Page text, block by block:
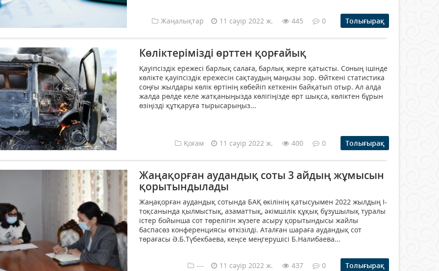
Жаңалықтар 11 сәуір 2022 ж. 445 0 Толығырақ
Көліктерімізді өрттен қорғайық
Қауіпсіздік ережесі барлық салаға, барлық жерге қатысты. Соның ішінде
көлікте қауіпсіздік ережесін сақтаудың маңызы зор. Өйткені статистика
соңғы жылдары көлік өртінің көбейіп кеткенін байқатып отыр. Ал алда
жалда рөлде келе жатқаныңызда көлігіңізде өрт шықса, көліктен бұрын
өзіңізді құтқаруға тырысарыңыз...
Қоғам 11 сәуір 2022 ж. 400 0 Толығырақ
Жаңақорған аудандық соты 3 айдың жұмысын
қорытындылады
Жаңақорған аудандық сотында БАҚ өкілінің қатысуымен 2022 жылдың І-
тоқсанында қылмыстық, азаматтық, әкімшілік құқық бұзушылық туралы
істер бойынша сот төрелігін жүзеге асыру қорытындысы жайлы
баспасөз конференциясы өткізілді. Аталған шараға аудандық сот
төрағасы Ә.Б.Түбекбаева, кеңсе меңгерушісі Б.Налибаева...
--- 11 сәуір 2022 ж. 437 0 Толығырақ